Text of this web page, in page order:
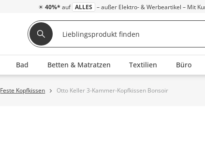
☀ 40%* auf ALLES – außer Elektro- & Werbeartikel – Mit
Bad Betten & Matratzen Textilien Büro
Feste Kopfkissen Otto Keller 3-Kammer-Kopfkissen Bonsoir